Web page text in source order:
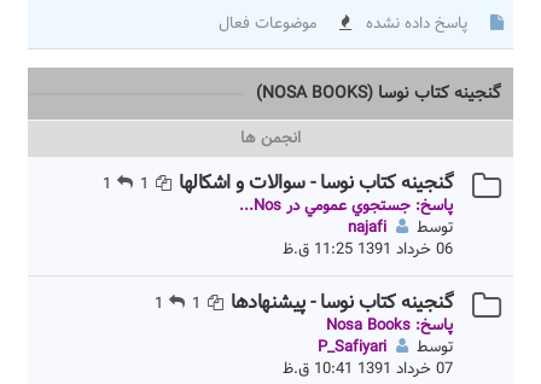
پاسخ داده نشده
موضوعات فعال
گنجینه کتاب نوسا (NOSA BOOKS)
انجمن ها
گنجینه کتاب نوسا - سوالات و اشکالها
پاسخ: جستجوي عمومي در Nos...
توسط
najafi
06 خرداد 1391 11:25 ق.ظ
گنجینه کتاب نوسا - پیشنهادها
پاسخ: Nosa Books
توسط
P_Safiyari
07 خرداد 1391 10:41 ق.ظ